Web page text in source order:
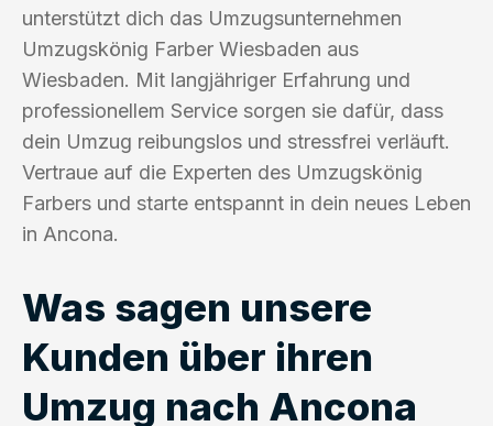
unterstützt dich das Umzugsunternehmen
Umzugskönig Farber Wiesbaden aus
Wiesbaden. Mit langjähriger Erfahrung und
professionellem Service sorgen sie dafür, dass
dein Umzug reibungslos und stressfrei verläuft.
Vertraue auf die Experten des Umzugskönig
Farbers und starte entspannt in dein neues Leben
in Ancona.
Was sagen unsere
Kunden über ihren
Umzug nach Ancona